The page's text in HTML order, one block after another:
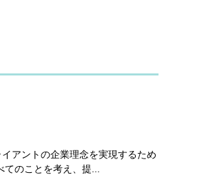
アントの企業理念を実現するため
のことを考え、提...